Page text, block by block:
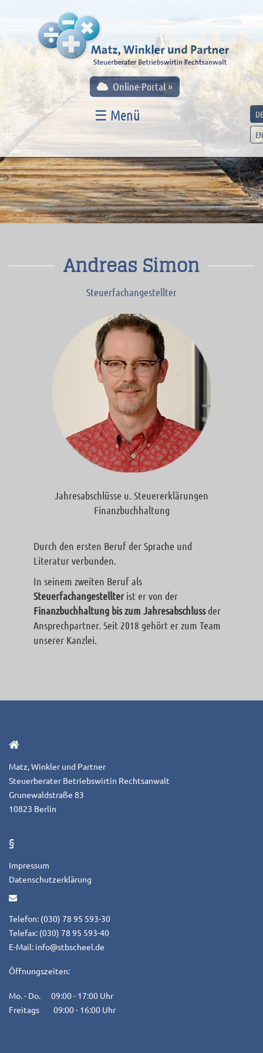
Online-Portal »
☰ Menü
DE
EN
Andreas Simon
Steuerfachangestellter
Jahresabschlüsse u. Steuererklärungen
Finanzbuchhaltung
Durch den ersten Beruf der Sprache und
Literatur verbunden.
In seinem zweiten Beruf als
Steuerfachangestellterist er von der
Finanzbuchhaltung bis zum Jahresabschlussder
Ansprechpartner. Seit 2018 gehört er zum Team
unserer Kanzlei.
Matz, Winkler und Partner
Steuerberater Betriebswirtin Rechtsanwalt
Grunewaldstraße 83
10823 Berlin
§
Impressum
Datenschutzerklärung
Telefon: (030) 78 95 593-30
Telefax: (030) 78 95 593-40
E-Mail: info@stbscheel.de
Öffnungszeiten:
Mo. - Do. 09:00 - 17:00 Uhr
Freitags 09:00 - 16:00 Uhr